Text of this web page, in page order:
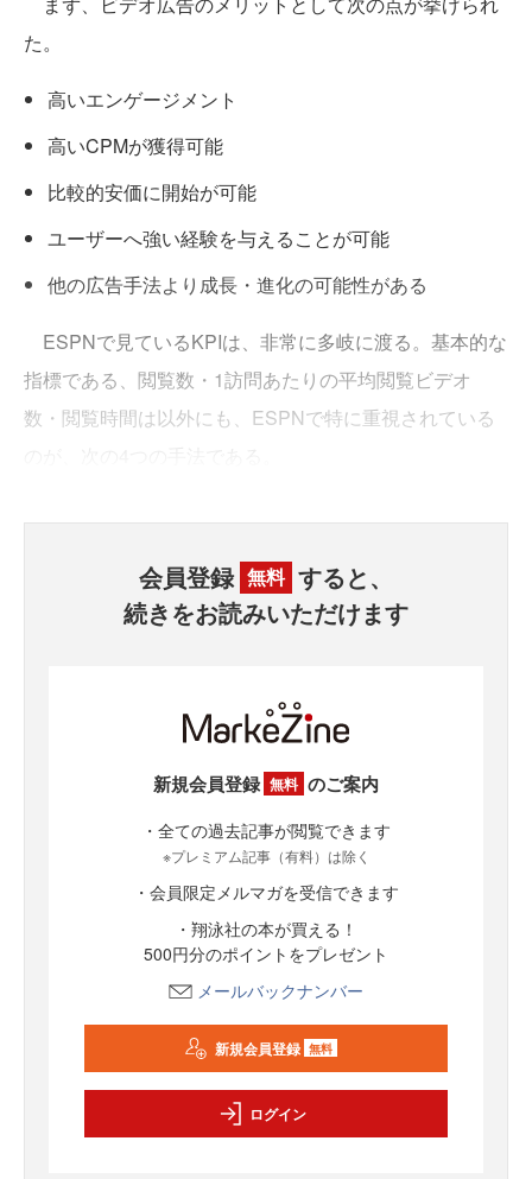
た。
高いエンゲージメント
高いCPMが獲得可能
比較的安価に開始が可能
ユーザーへ強い経験を与えることが可能
他の広告手法より成長・進化の可能性がある
ESPNで見ているKPIは、非常に多岐に渡る。基本的な
指標である、閲覧数・1訪問あたりの平均閲覧ビデオ
数・閲覧時間は以外にも、ESPNで特に重視されている
会員登録 無料 すると、
続きをお読みいただけます
新規会員登録 無料 のご案内
・全ての過去記事が閲覧できます
※プレミアム記事（有料）は除く
・会員限定メルマガを受信できます
・翔泳社の本が買える！
500円分のポイントをプレゼント
メールバックナンバー
新規会員登録 無料
ログイン